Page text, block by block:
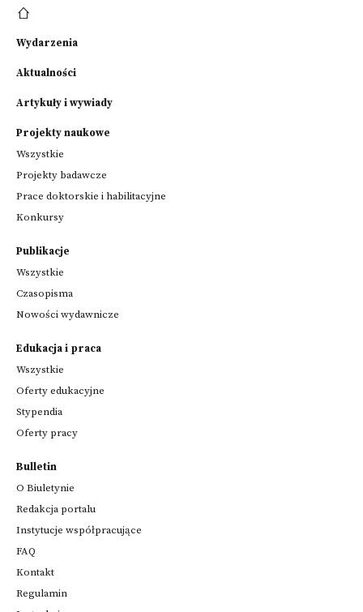
Wydarzenia
Aktualności
Artykuły i wywiady
Projekty naukowe
Wszystkie
Projekty badawcze
Prace doktorskie i habilitacyjne
Konkursy
Publikacje
Wszystkie
Czasopisma
Nowości wydawnicze
Edukacja i praca
Wszystkie
Oferty edukacyjne
Stypendia
Oferty pracy
Bulletin
O Biuletynie
Redakcja portalu
Instytucje współpracujące
FAQ
Kontakt
Regulamin